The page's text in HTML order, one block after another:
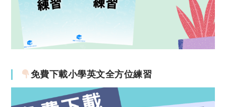
免費下載小學英文全方位練習